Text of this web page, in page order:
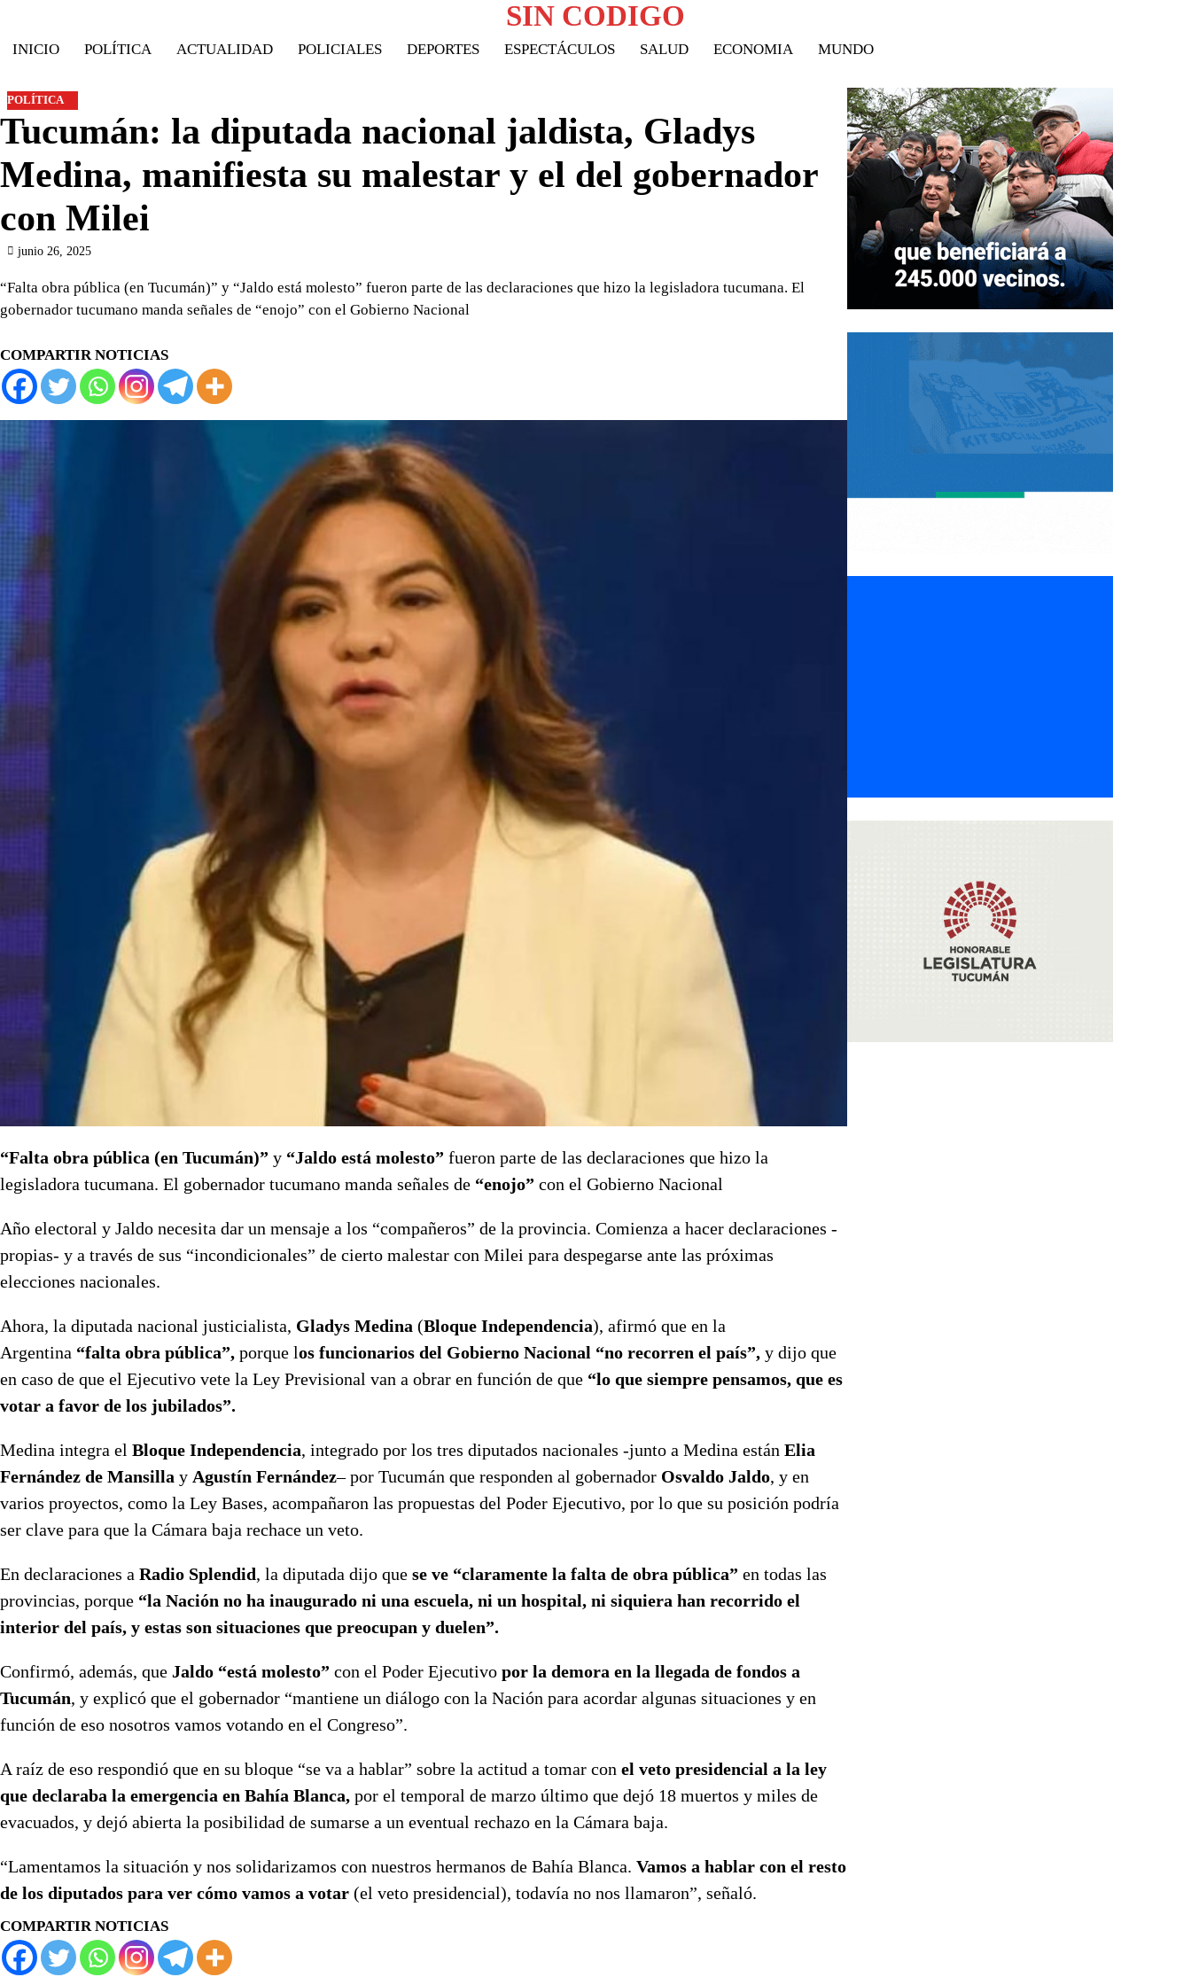
content
SIN CODIGO
INICIO POLÍTICA ACTUALIDAD POLICIALES DEPORTES ESPECTÁCULOS SALUD ECONOMIA MUNDO
POLÍTICA
Tucumán: la diputada nacional jaldista, Gladys
Medina, manifiesta su malestar y el del gobernador
con Milei
junio 26, 2025
“Falta obra pública (en Tucumán)” y “Jaldo está molesto” fueron parte de las declaraciones que hizo la legisladora tucumana. El
gobernador tucumano manda señales de “enojo” con el Gobierno Nacional
COMPARTIR NOTICIAS
“Falta obra pública (en Tucumán)” y “Jaldo está molesto” fueron parte de las declaraciones que hizo la
legisladora tucumana. El gobernador tucumano manda señales de “enojo” con el Gobierno Nacional
Año electoral y Jaldo necesita dar un mensaje a los “compañeros” de la provincia. Comienza a hacer declaraciones -
propias- y a través de sus “incondicionales” de cierto malestar con Milei para despegarse ante las próximas
elecciones nacionales.
Ahora, la diputada nacional justicialista, Gladys Medina (Bloque Independencia), afirmó que en la
Argentina “falta obra pública”, porque los funcionarios del Gobierno Nacional “no recorren el país”, y dijo que
en caso de que el Ejecutivo vete la Ley Previsional van a obrar en función de que “lo que siempre pensamos, que es
votar a favor de los jubilados”.
Medina integra el Bloque Independencia, integrado por los tres diputados nacionales -junto a Medina están Elia
Fernández de Mansilla y Agustín Fernández– por Tucumán que responden al gobernador Osvaldo Jaldo, y en
varios proyectos, como la Ley Bases, acompañaron las propuestas del Poder Ejecutivo, por lo que su posición podría
ser clave para que la Cámara baja rechace un veto.
En declaraciones a Radio Splendid, la diputada dijo que se ve “claramente la falta de obra pública” en todas las
provincias, porque “la Nación no ha inaugurado ni una escuela, ni un hospital, ni siquiera han recorrido el
interior del país, y estas son situaciones que preocupan y duelen”.
Confirmó, además, que Jaldo “está molesto” con el Poder Ejecutivo por la demora en la llegada de fondos a
Tucumán, y explicó que el gobernador “mantiene un diálogo con la Nación para acordar algunas situaciones y en
función de eso nosotros vamos votando en el Congreso”.
A raíz de eso respondió que en su bloque “se va a hablar” sobre la actitud a tomar con el veto presidencial a la ley
que declaraba la emergencia en Bahía Blanca, por el temporal de marzo último que dejó 18 muertos y miles de
evacuados, y dejó abierta la posibilidad de sumarse a un eventual rechazo en la Cámara baja.
“Lamentamos la situación y nos solidarizamos con nuestros hermanos de Bahía Blanca. Vamos a hablar con el resto
de los diputados para ver cómo vamos a votar (el veto presidencial), todavía no nos llamaron”, señaló.
COMPARTIR NOTICIAS